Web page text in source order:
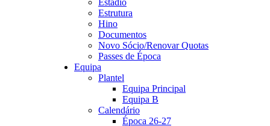
Estádio
Estrutura
Hino
Documentos
Novo Sócio/Renovar Quotas
Passes de Época
Equipa
Plantel
Equipa Principal
Equipa B
Calendário
Época 26-27